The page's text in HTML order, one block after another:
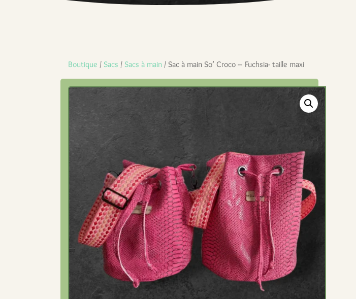
Boutique / Sacs / Sacs à main / Sac à main So’ Croco – Fuchsia- taille maxi